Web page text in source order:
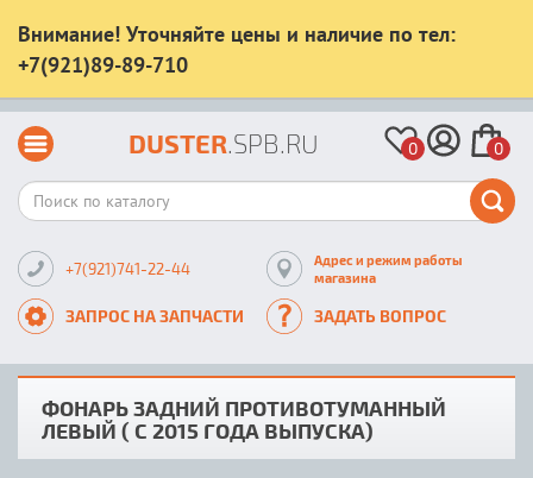
Внимание! Уточняйте цены и наличие по тел:
+7(921)89-89-710
DUSTER.SPB.RU 0 0
+7(921)741-22-44
Адрес и режим работы
магазина
ЗАПРОС НА ЗАПЧАСТИ ЗАДАТЬ ВОПРОС
ФОНАРЬ ЗАДНИЙ ПРОТИВОТУМАННЫЙ
ЛЕВЫЙ ( С 2015 ГОДА ВЫПУСКА)